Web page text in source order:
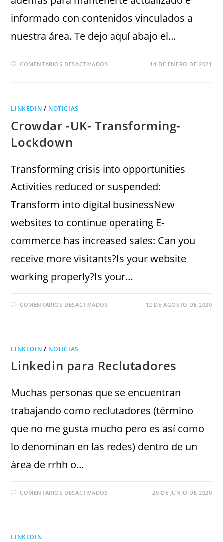
informado con contenidos vinculados a
nuestra área. Te dejo aquí abajo el…
COMENTARIOS DESACTIVADOS 14 DE ENERO DE 2021
LINKEDIN / NOTICIAS
Crowdar -UK- Transforming-
Lockdown
Transforming crisis into opportunities
Activities reduced or suspended:
Transform into digital businessNew
websites to continue operating E-
commerce has increased sales: Can you
receive more visitants?Is your website
working properly?Is your…
COMENTARIOS DESACTIVADOS 12 DE AGOSTO DE 2020
LINKEDIN / NOTICIAS
Linkedin para Reclutadores
Muchas personas que se encuentran
trabajando como reclutadores (término
que no me gusta mucho pero es así como
lo denominan en las redes) dentro de un
área de rrhh o…
COMENTARIOS DESACTIVADOS 20 DE JUNIO DE 2020
LINKEDIN